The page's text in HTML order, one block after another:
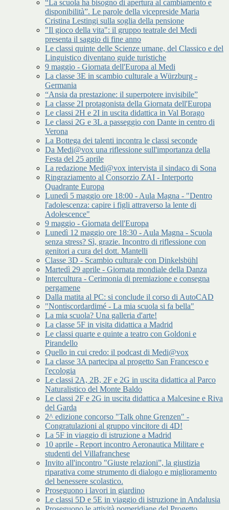
“La scuola ha bisogno di apertura al cambiamento e
disponibilità”. Le parole della vicepreside Maria
Cristina Lestingi sulla soglia della pensione
"Il gioco della vita": il gruppo teatrale del Medi
presenta il saggio di fine anno
Le classi quinte delle Scienze umane, del Classico e del
Linguistico diventano guide turistiche
9 maggio - Giornata dell'Europa al Medi
La classe 3E in scambio culturale a Würzburg -
Germania
“Ansia da prestazione: il superpotere invisibile”
La classe 2I protagonista della Giornata dell'Europa
Le classi 2H e 2I in uscita didattica in Val Borago
Le classi 2G e 3L a passeggio con Dante in centro di
Verona
La Bottega dei talenti incontra le classi seconde
Da Medi@vox una riflessione sull'importanza della
Festa del 25 aprile
La redazione Medi@vox intervista il sindaco di Sona
Ringraziamento al Consorzio ZAI - Interporto
Quadrante Europa
Lunedì 5 maggio ore 18:00 - Aula Magna - "Dentro
l'adolescenza: capire i figli attraverso la lente di
Adolescence"
9 maggio - Giornata dell'Europa
Lunedì 12 maggio ore 18:30 - Aula Magna - Scuola
senza stress? Sì, grazie. Incontro di riflessione con
genitori a cura del dott. Mantelli
Classe 3D - Scambio culturale con Dinkelsbühl
Martedì 29 aprile - Giornata mondiale della Danza
Intercultura - Cerimonia di premiazione e consegna
pergamene
Dalla matita al PC: si conclude il corso di AutoCAD
"Nontiscordardimé - La mia scuola si fa bella"
La mia scuola? Una galleria d'arte!
La classe 5F in visita didattica a Madrid
Le classi quarte e quinte a teatro con Goldoni e
Pirandello
Quello in cui credo: il podcast di Medi@vox
La classe 3A partecipa al progetto San Francesco e
l'ecologia
Le classi 2A, 2B, 2F e 2G in uscita didattica al Parco
Naturalistico del Monte Baldo
Le classi 2F e 2G in uscita didattica a Malcesine e Riva
del Garda
2^ edizione concorso "Talk ohne Grenzen" -
Congratulazioni al gruppo vincitore di 4D!
La 5F in viaggio di istruzione a Madrid
10 aprile - Report incontro Aeronautica Militare e
studenti del Villafranchese
Invito all'incontro "Giuste relazioni”, la giustizia
riparativa come strumento di dialogo e miglioramento
del benessere scolastico.
Proseguono i lavori in giardino
Le classi 5D e 5E in viaggio di istruzione in Andalusia